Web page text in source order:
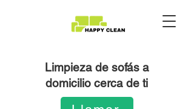
Limpieza de sofás a
domicilio cerca de ti